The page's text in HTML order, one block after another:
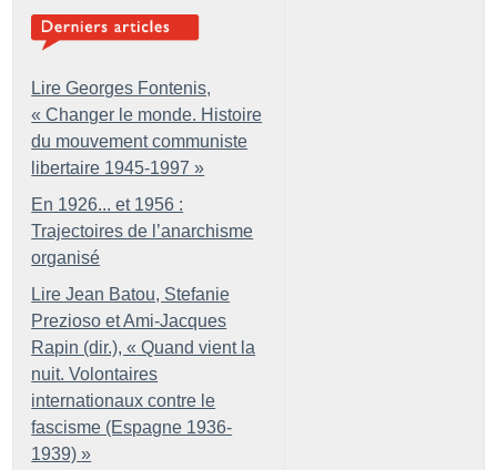
Lire Georges Fontenis,
« Changer le monde. Histoire
du mouvement communiste
libertaire 1945-1997 »
En 1926... et 1956 :
Trajectoires de l’anarchisme
organisé
Lire Jean Batou, Stefanie
Prezioso et Ami-Jacques
Rapin (dir.), « Quand vient la
nuit. Volontaires
internationaux contre le
fascisme (Espagne 1936-
1939) »